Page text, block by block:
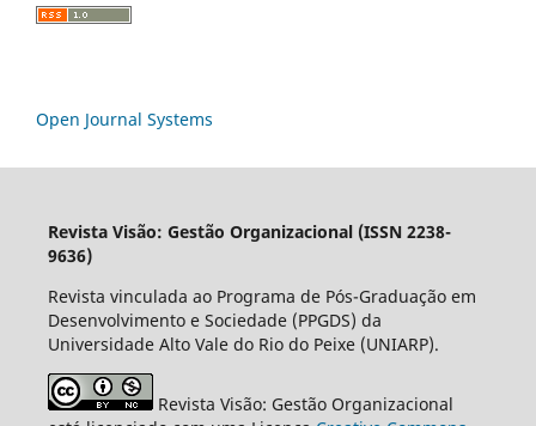
Open Journal Systems
Revista Visão: Gestão Organizacional (ISSN 2238-
9636)
Revista vinculada ao Programa de Pós-Graduação em
Desenvolvimento e Sociedade (PPGDS) da
Universidade Alto Vale do Rio do Peixe (UNIARP).
Revista Visão: Gestão Organizacional